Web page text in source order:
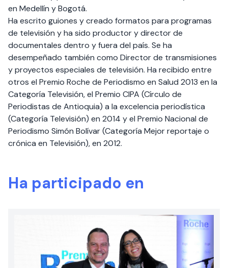
en Medellín y Bogotá.
Ha escrito guiones y creado formatos para programas
de televisión y ha sido productor y director de
documentales dentro y fuera del país. Se ha
desempeñado también como Director de transmisiones
y proyectos especiales de televisión. Ha recibido entre
otros el Premio Roche de Periodismo en Salud 2013 en la
Categoría Televisión, el Premio CIPA (Círculo de
Periodistas de Antioquia) a la excelencia periodística
(Categoría Televisión) en 2014 y el Premio Nacional de
Periodismo Simón Bolívar (Categoría Mejor reportaje o
crónica en Televisión), en 2012.
Ha participado en